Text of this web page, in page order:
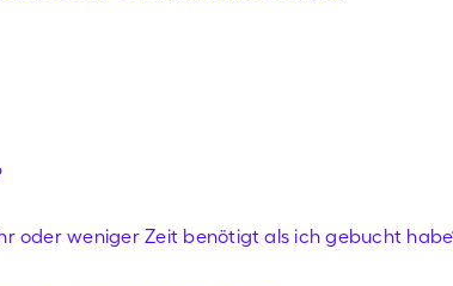
oder weniger Zeit benötigt als ich gebucht